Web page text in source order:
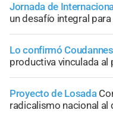
Jornada de
un desafío integral para
Lo confirmó Coudannes
productiva vinculada al
Proyecto de Losada
radicalismo nacional al